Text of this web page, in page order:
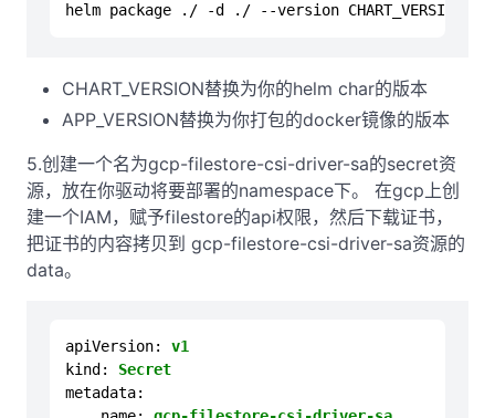
helm package ./ -d ./ --version CHART_VERSION
CHART_VERSION替换为你的helm char的版本
APP_VERSION替换为你打包的docker镜像的版本
5.创建一个名为gcp-filestore-csi-driver-sa的secret资
源，放在你驱动将要部署的namespace下。 在gcp上创
建一个IAM，赋予filestore的api权限，然后下载证书，
把证书的内容拷贝到 gcp-filestore-csi-driver-sa资源的
data。
apiVersion:
v1
kind:
Secret
metadata: